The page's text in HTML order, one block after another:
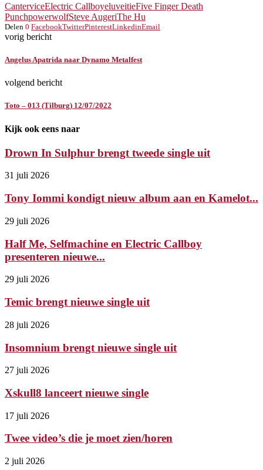
CanterviceElectric CallboyeluveitieFive Finger Death
PunchpowerwolfSteve AugeriThe Hu
Delen 0 FacebookTwitterPinterestLinkedinEmail
vorig bericht
Angelus Apatrida naar Dynamo Metalfest
volgend bericht
Toto – 013 (Tilburg) 12/07/2022
Kijk ook eens naar
Drown In Sulphur brengt tweede single uit
31 juli 2026
Tony Iommi kondigt nieuw album aan en Kamelot...
29 juli 2026
Half Me, Selfmachine en Electric Callboy
presenteren nieuwe...
29 juli 2026
Temic brengt nieuwe single uit
28 juli 2026
Insomnium brengt nieuwe single uit
27 juli 2026
Xskull8 lanceert nieuwe single
17 juli 2026
Twee video’s die je moet zien/horen
2 juli 2026